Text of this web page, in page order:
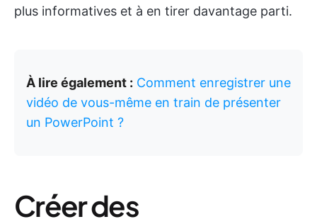
plus informatives et à en tirer davantage parti.
À lire également : Comment enregistrer une
vidéo de vous-même en train de présenter
un PowerPoint ?
Créer des